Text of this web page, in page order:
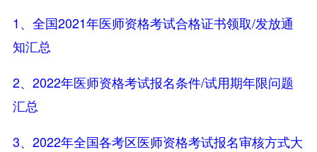
1、全国2021年医师资格考试合格证书领取/发放通
知汇总
2、2022年医师资格考试报名条件/试用期年限问题
汇总
3、2022年全国各考区医师资格考试报名审核方式大